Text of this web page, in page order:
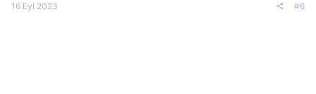
16 Eyl 2023 #6